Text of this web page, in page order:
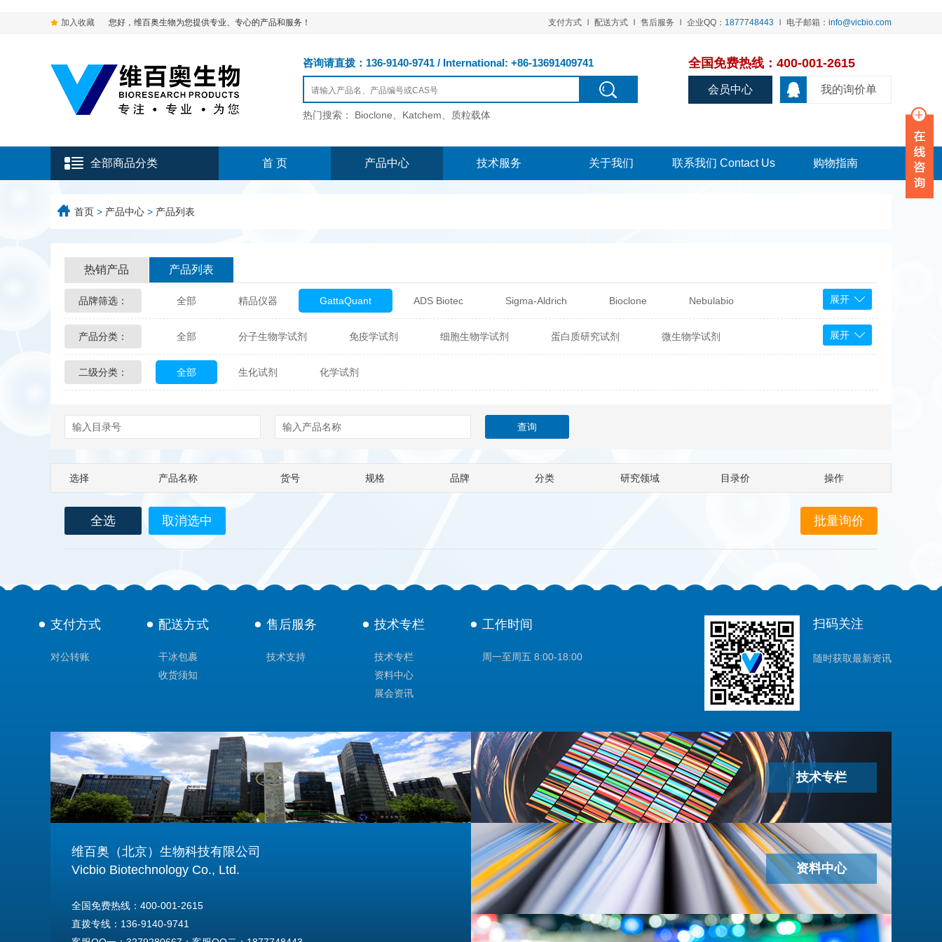
加入收藏 您好，维百奥生物为您提供专业、专心的产品和服务！ 支付方式 配送方式 售后服务 企业QQ： 1877748443 电子邮箱： info@vicbio.com
咨询请直拨：136-9140-9741 / International: +86-13691409741
热门搜索： Bioclone、Katchem、质粒载体
全国免费热线：400-001-2615
我的询价单
会员中心
全部商品分类 首 页 产品中心 技术服务 关于我们 联系我们 Contact Us 购物指南
首页 > 产品中心 > 产品列表
热销产品 产品列表
品牌筛选： 全部 精品仪器 GattaQuant ADS Biotec Sigma-Aldrich Bioclone Nebulabio
Glycon Biochem Sterlitech 热销产品 辰辉创聚生物® (Nebulabio) BPS Bioscience
Echelon Biosciences Verichem Laboratories
Biotez Berlin Diametra ChemPep Eagle Biosciences Cytodiagnostics
Berry & Associates
Abbexa AbD Serotec Abnova Active Motif
展开
产品分类： 全部 分子生物学试剂 免疫学试剂 细胞生物学试剂 蛋白质研究试剂 微生物学试剂
化学及生物化学试剂 材料学试剂
展开
二级分类： 全部 生化试剂 化学试剂
选择 产品名称 货号 规格 品牌 分类 研究领域 目录价 操作
全选 取消选中
支付方式
对公转账
配送方式
干冰包裹
收货须知
售后服务
技术支持
技术专栏
技术专栏
资料中心
展会资讯
工作时间
周一至周五 8:00-18:00
扫码关注
随时获取最新资讯
维百奥（北京）生物科技有限公司
Vicbio Biotechnology Co., Ltd.
全国免费热线：400-001-2615
直拨专线：136-9140-9741
技术专栏
资料中心